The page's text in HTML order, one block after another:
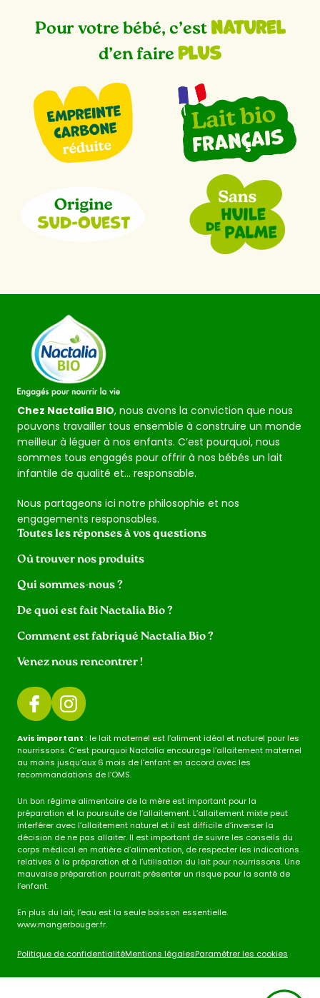
Pour votre bébé, c’est naturel
d’en faire plus
Chez Nactalia BIO, nous avons la conviction que nous
pouvons travailler tous ensemble à construire un monde
meilleur à léguer à nos enfants. C’est pourquoi, nous
sommes tous engagés pour offrir à nos bébés un lait
infantile de qualité et… responsable.
Nous partageons ici notre philosophie et nos
engagements responsables.
Toutes les réponses à vos questions
Où trouver nos produits
Qui sommes-nous ?
De quoi est fait Nactalia Bio ?
Comment est fabriqué Nactalia Bio ?
Venez nous rencontrer !
Avis important : le lait maternel est l’aliment idéal et naturel pour les
nourrissons. C’est pourquoi Nactalia encourage l’allaitement maternel
au moins jusqu’aux 6 mois de l’enfant en accord avec les
recommandations de l’OMS.
Un bon régime alimentaire de la mère est important pour la
préparation et la poursuite de l’allaitement. L’allaitement mixte peut
interférer avec l’allaitement naturel et il est difficile d’inverser la
décision de ne pas allaiter. Il est important de suivre les conseils du
corps médical en matière d’alimentation, de respecter les indications
relatives à la préparation et à l’utilisation du lait pour nourrissons. Une
mauvaise préparation pourrait présenter un risque pour la santé de
l’enfant.
En plus du lait, l’eau est la seule boisson essentielle.
www.mangerbouger.fr.
Politique de confidentialitéMentions légalesParamétrer les cookies